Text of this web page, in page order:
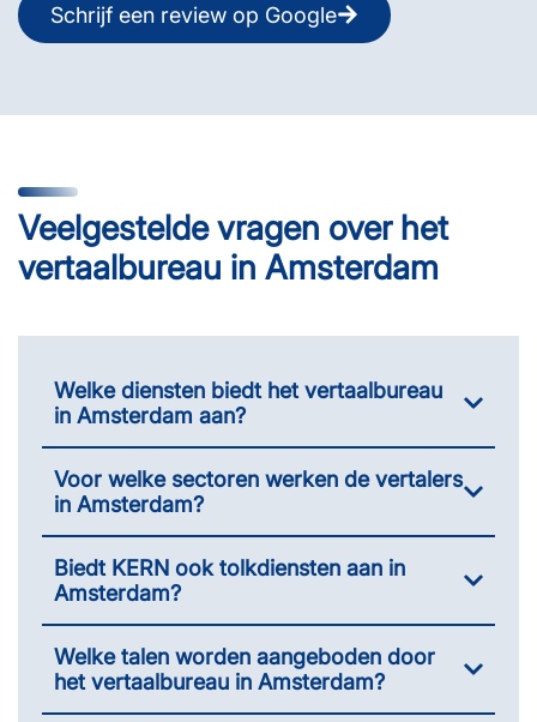
Schrijf een review op Google
Veelgestelde vragen over het
vertaalbureau in Amsterdam
Welke diensten biedt het vertaalbureau
in Amsterdam aan?
Voor welke sectoren werken de vertalers
in Amsterdam?
Biedt KERN ook tolkdiensten aan in
Amsterdam?
Welke talen worden aangeboden door
het vertaalbureau in Amsterdam?